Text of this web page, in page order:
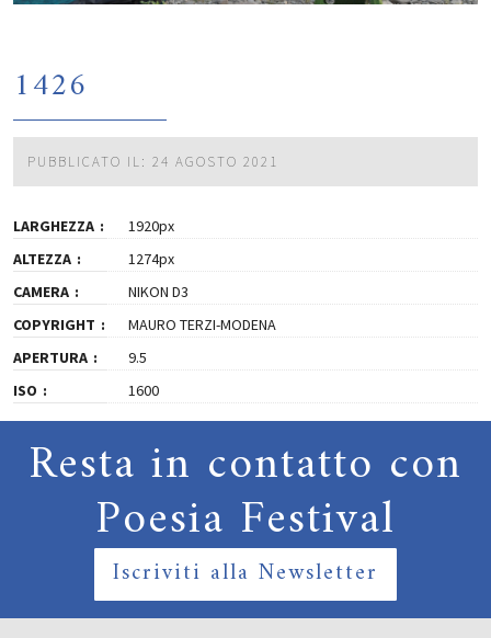
1426
PUBBLICATO IL: 24 AGOSTO 2021
LARGHEZZA
1920px
ALTEZZA
1274px
CAMERA
NIKON D3
COPYRIGHT
MAURO TERZI-MODENA
APERTURA
9.5
ISO
1600
Resta in contatto con
Poesia Festival
Iscriviti alla Newsletter